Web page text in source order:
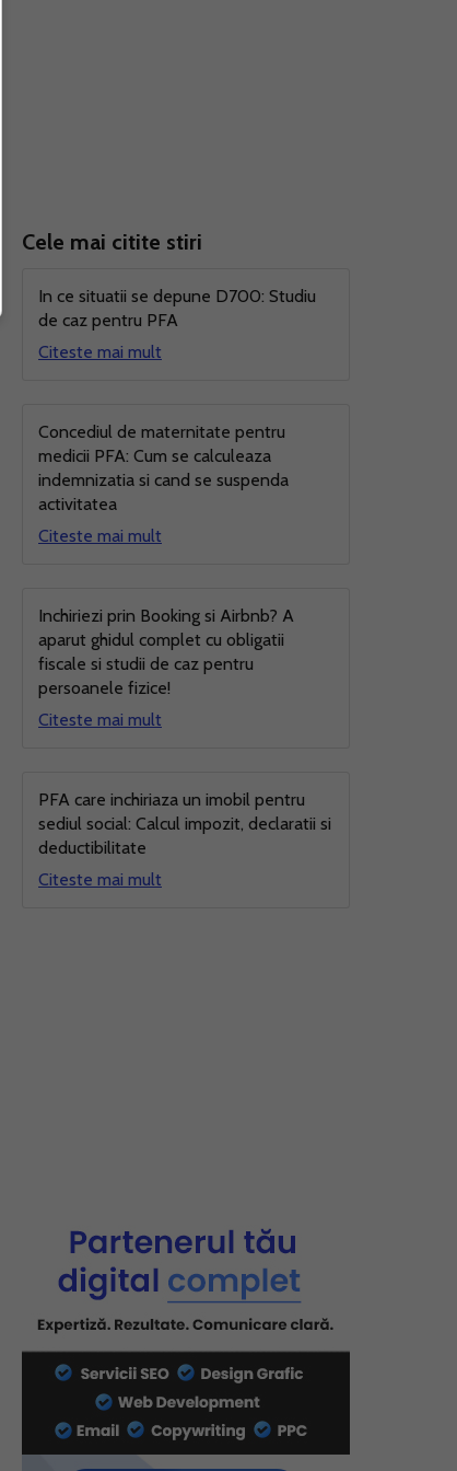
Cele mai citite stiri
In ce situatii se depune D700: Studiu
de caz pentru PFA
Citeste mai mult
Concediul de maternitate pentru
medicii PFA: Cum se calculeaza
indemnizatia si cand se suspenda
activitatea
Citeste mai mult
Inchiriezi prin Booking si Airbnb? A
aparut ghidul complet cu obligatii
fiscale si studii de caz pentru
persoanele fizice!
Citeste mai mult
PFA care inchiriaza un imobil pentru
sediul social: Calcul impozit, declaratii si
deductibilitate
Citeste mai mult